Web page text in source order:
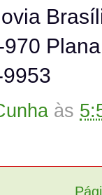
às